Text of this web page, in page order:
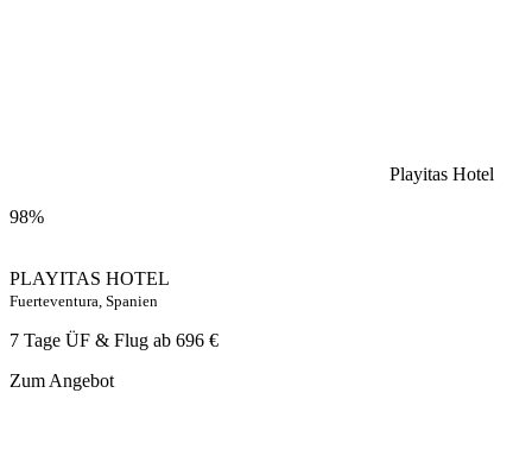
Playitas Hotel
98%
PLAYITAS HOTEL
Fuerteventura, Spanien
7 Tage ÜF & Flug ab 696 €
Zum Angebot